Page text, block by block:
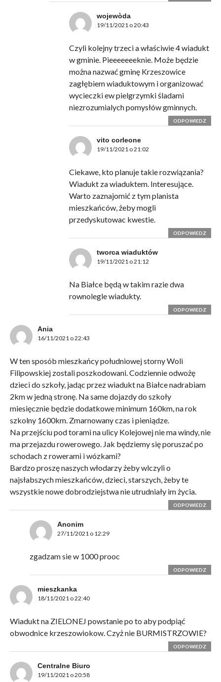
wojewòda
19/11/2021 o 20:43
Czyli kolejny trzeci a właściwie 4 wiadukt
w gminie. Pieeeeeeeknie. Może będzie
można nazwać gminę Krzeszowice
zagłębiem wiaduktowym i organizować
wycieczki ew pielgrzymki śladami
niezrozumialych pomysłów gminnych.
ODPOWIEDZ
vito corleone
19/11/2021 o 21:02
Ciekawe, kto planuje takie rozwiązania?
Wiadukt za wiaduktem. Interesujące.
Warto zaznajomić z tym planista
mieszkańców, żeby mogli
przedyskutowac kwestie.
ODPOWIEDZ
tworca wiaduktów
19/11/2021 o 21:12
Na Białce będą w takim razie dwa
rownolegle wiadukty.
ODPOWIEDZ
Ania
16/11/2021 o 22:43
W ten sposób mieszkańcy południowej storny Woli
Filipowskiej zostali poszkodowani. Codziennie odwożę
dzieci do szkoły, jadąc przez wiadukt na Białce nadrabiam
2km w jedną stronę. Na same dojazdy do szkoły
miesięcznie będzie dodatkowe minimum 160km, na rok
szkolny 1600km. Zmarnowany czas i pieniądze.
Na przejściu pod torami na ulicy Kolejowej nie ma windy, nie
ma przejazdu rowerowego. Jak będziemy się poruszać po
schodach z rowerami i wózkami?
Bardzo proszę naszych włodarzy żeby wlczyli o
najsłabszych mieszkańców, dzieci, starszych, żeby te
wszystkie nowe dobrodziejstwa nie utrudniały im życia.
ODPOWIEDZ
Anonim
27/11/2021 o 12:29
zgadzam sie w 1000 prooc
ODPOWIEDZ
mieszkanka
18/11/2021 o 22:40
Wiadukt na ZIELONEJ powstanie po to aby podpiąć
obwodnice krzeszowiokow. Czyż nie BURMISTRZOWIE?
ODPOWIEDZ
Centralne Biuro
19/11/2021 o 20:58